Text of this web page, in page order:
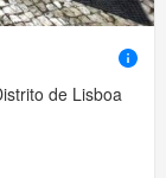
de Lisboa